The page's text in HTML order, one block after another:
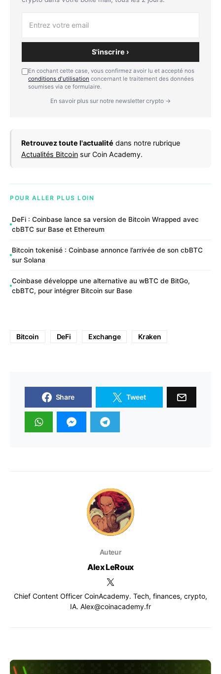
S'inscrire ›
En cochant cette case, vous confirmez avoir lu et accepté nos
conditions d'utilisation concernant le traitement des données
soumises via ce formulaire.
En savoir plus sur notre newsletter crypto →
Retrouvez toute l'actualité dans notre rubrique
Actualités Bitcoin sur Coin Academy.
POUR ALLER PLUS LOIN
DeFi : Coinbase lance sa version de Bitcoin Wrapped avec
cbBTC sur Base et Ethereum
Bitcoin tokenisé : Coinbase annonce l’arrivée de son cbBTC
sur Solana
Coinbase développe une alternative au wBTC de BitGo,
cbBTC, pour intégrer Bitcoin sur Base
Bitcoin DeFi Exchange Kraken
Share Tweet
Auteur
Alex LeRoux
Chief Content Officer CoinAcademy. Tech, finances, crypto,
IA. Alex@coinacademy.fr